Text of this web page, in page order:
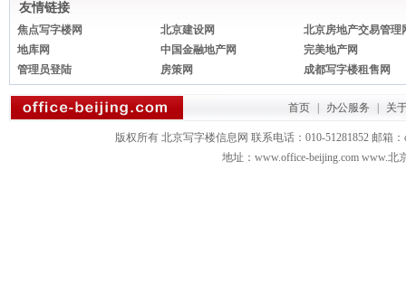
友情链接
焦点写字楼网 北京建设网
北京房地产交易管理
地库网
中国金融地产网
完美地产网
管理员登陆
房策网 成都写字楼租售网
首页 办公服务 关
版权所有 北京写字楼信息网 联系电话：010-51281852 邮箱：
地址：www.office-beijing.com www.